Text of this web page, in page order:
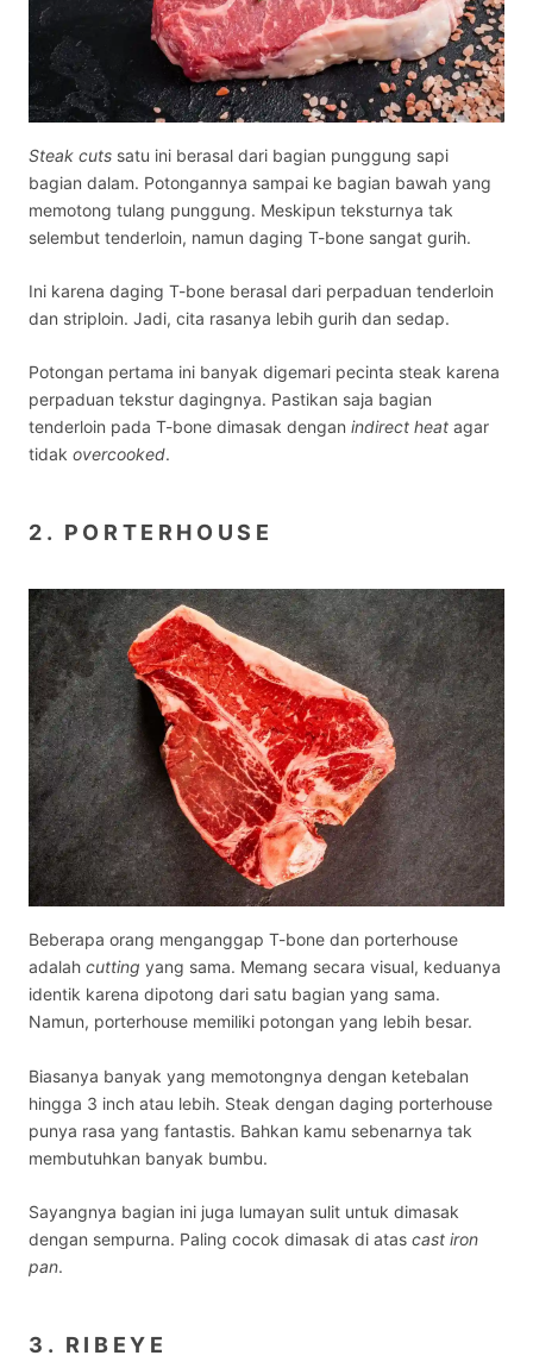
Steak cuts satu ini berasal dari bagian punggung sapi
bagian dalam. Potongannya sampai ke bagian bawah yang
memotong tulang punggung. Meskipun teksturnya tak
selembut tenderloin, namun daging T-bone sangat gurih.
Ini karena daging T-bone berasal dari perpaduan tenderloin
dan striploin. Jadi, cita rasanya lebih gurih dan sedap.
Potongan pertama ini banyak digemari pecinta steak karena
perpaduan tekstur dagingnya. Pastikan saja bagian
tenderloin pada T-bone dimasak dengan indirect heat agar
tidak overcooked.
2. PORTERHOUSE
Beberapa orang menganggap T-bone dan porterhouse
adalah cutting yang sama. Memang secara visual, keduanya
identik karena dipotong dari satu bagian yang sama.
Namun, porterhouse memiliki potongan yang lebih besar.
Biasanya banyak yang memotongnya dengan ketebalan
hingga 3 inch atau lebih. Steak dengan daging porterhouse
punya rasa yang fantastis. Bahkan kamu sebenarnya tak
membutuhkan banyak bumbu.
Sayangnya bagian ini juga lumayan sulit untuk dimasak
dengan sempurna. Paling cocok dimasak di atas cast iron
pan.
3. RIBEYE